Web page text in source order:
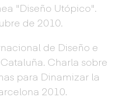
"Diseño Utópico".
de 2010.
de Diseño e
Charla sobre
para Dinamizar la
2010.